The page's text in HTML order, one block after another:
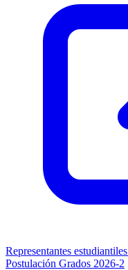
Representantes estudiantiles
Postulación Grados 2026-2